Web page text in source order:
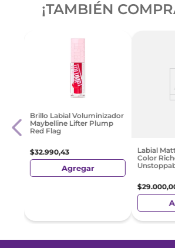
¡TAMBIÉN
Brillo Labial Voluminizador
Maybelline Lifter Plump
Red Flag
$32.990,43
Agregar
Labial
Color
$29.000,